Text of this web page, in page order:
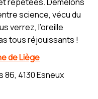
science, vécu du
verrez, l’oreille
tous réjouissants !
de Liège
86, 4130 Esneux